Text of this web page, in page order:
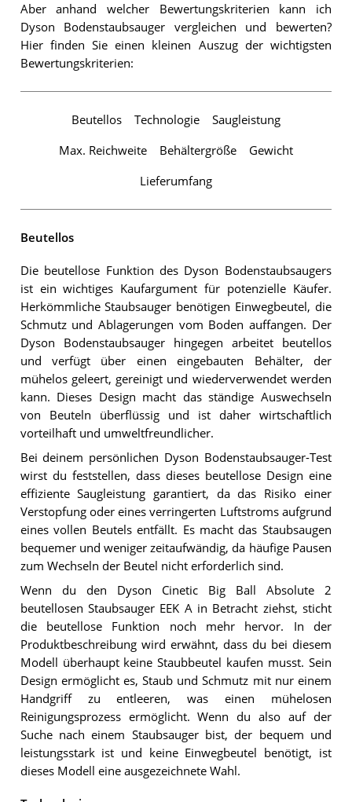
Aber anhand welcher Bewertungskriterien kann ich
Dyson Bodenstaubsauger vergleichen und bewerten?
Hier finden Sie einen kleinen Auszug der wichtigsten
Bewertungskriterien:
Beutellos Technologie Saugleistung
Max. Reichweite Behältergröße Gewicht
Lieferumfang
Beutellos
Die beutellose Funktion des Dyson Bodenstaubsaugers
ist ein wichtiges Kaufargument für potenzielle Käufer.
Herkömmliche Staubsauger benötigen Einwegbeutel, die
Schmutz und Ablagerungen vom Boden auffangen. Der
Dyson Bodenstaubsauger hingegen arbeitet beutellos
und verfügt über einen eingebauten Behälter, der
mühelos geleert, gereinigt und wiederverwendet werden
kann. Dieses Design macht das ständige Auswechseln
von Beuteln überflüssig und ist daher wirtschaftlich
vorteilhaft und umweltfreundlicher.
Bei deinem persönlichen Dyson Bodenstaubsauger-Test
wirst du feststellen, dass dieses beutellose Design eine
effiziente Saugleistung garantiert, da das Risiko einer
Verstopfung oder eines verringerten Luftstroms aufgrund
eines vollen Beutels entfällt. Es macht das Staubsaugen
bequemer und weniger zeitaufwändig, da häufige Pausen
zum Wechseln der Beutel nicht erforderlich sind.
Wenn du den Dyson Cinetic Big Ball Absolute 2
beutellosen Staubsauger EEK A in Betracht ziehst, sticht
die beutellose Funktion noch mehr hervor. In der
Produktbeschreibung wird erwähnt, dass du bei diesem
Modell überhaupt keine Staubbeutel kaufen musst. Sein
Design ermöglicht es, Staub und Schmutz mit nur einem
Handgriff zu entleeren, was einen mühelosen
Reinigungsprozess ermöglicht. Wenn du also auf der
Suche nach einem Staubsauger bist, der bequem und
leistungsstark ist und keine Einwegbeutel benötigt, ist
dieses Modell eine ausgezeichnete Wahl.